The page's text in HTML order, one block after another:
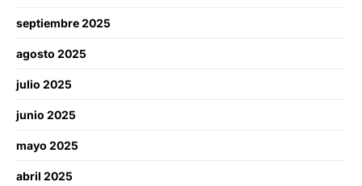
septiembre 2025
agosto 2025
julio 2025
junio 2025
mayo 2025
abril 2025